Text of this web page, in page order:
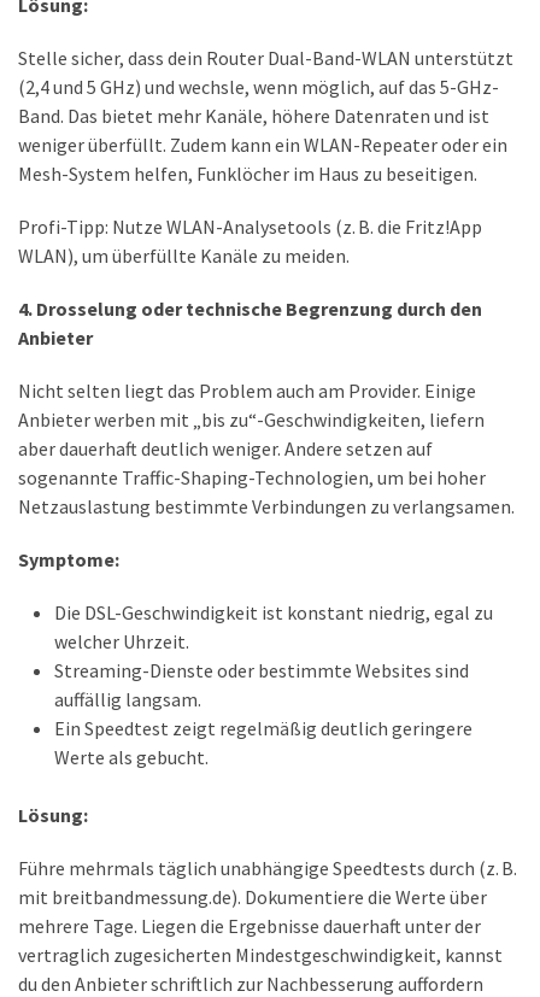
Stelle sicher, dass dein Router Dual-Band-WLAN unterstützt
(2,4 und 5 GHz) und wechsle, wenn möglich, auf das 5-GHz-
Band. Das bietet mehr Kanäle, höhere Datenraten und ist
weniger überfüllt. Zudem kann ein WLAN-Repeater oder ein
Mesh-System helfen, Funklöcher im Haus zu beseitigen.
Profi-Tipp: Nutze WLAN-Analysetools (z. B. die Fritz!App
WLAN), um überfüllte Kanäle zu meiden.
4. Drosselung oder technische Begrenzung durch den
Anbieter
Nicht selten liegt das Problem auch am Provider. Einige
Anbieter werben mit „bis zu“-Geschwindigkeiten, liefern
aber dauerhaft deutlich weniger. Andere setzen auf
sogenannte Traffic-Shaping-Technologien, um bei hoher
Netzauslastung bestimmte Verbindungen zu verlangsamen.
Symptome:
Die DSL-Geschwindigkeit ist konstant niedrig, egal zu
welcher Uhrzeit.
Streaming-Dienste oder bestimmte Websites sind
auffällig langsam.
Ein Speedtest zeigt regelmäßig deutlich geringere
Werte als gebucht.
Lösung:
Führe mehrmals täglich unabhängige Speedtests durch (z. B.
mit breitbandmessung.de). Dokumentiere die Werte über
mehrere Tage. Liegen die Ergebnisse dauerhaft unter der
vertraglich zugesicherten Mindestgeschwindigkeit, kannst
du den Anbieter schriftlich zur Nachbesserung auffordern